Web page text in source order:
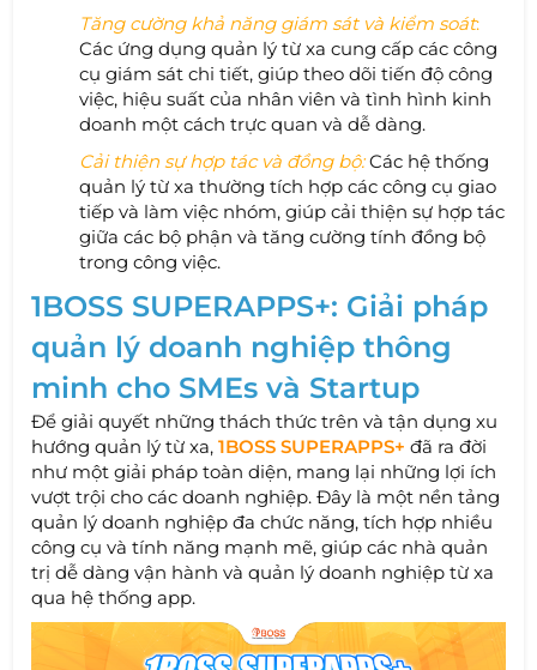
Tăng cường khả năng giám sát và kiểm soát:
Các ứng dụng quản lý từ xa cung cấp các công
cụ giám sát chi tiết, giúp theo dõi tiến độ công
việc, hiệu suất của nhân viên và tình hình kinh
doanh một cách trực quan và dễ dàng.
Cải thiện sự hợp tác và đồng bộ:Các hệ thống
quản lý từ xa thường tích hợp các công cụ giao
tiếp và làm việc nhóm, giúp cải thiện sự hợp tác
giữa các bộ phận và tăng cường tính đồng bộ
trong công việc.
1BOSS SUPERAPPS+: Giải pháp
quản lý doanh nghiệp thông
minh cho SMEs và Startup
Để giải quyết những thách thức trên và tận dụng xu
hướng quản lý từ xa,1BOSS SUPERAPPS+ đã ra đời
như một giải pháp toàn diện, mang lại những lợi ích
vượt trội cho các doanh nghiệp. Đây là một nền tảng
quản lý doanh nghiệp đa chức năng, tích hợp nhiều
công cụ và tính năng mạnh mẽ, giúp các nhà quản
trị dễ dàng vận hành và quản lý doanh nghiệp từ xa
qua hệ thống app.